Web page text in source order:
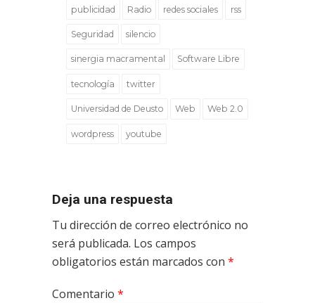
publicidad Radio redes sociales rss
Seguridad silencio
sinergia macramental Software Libre
tecnología twitter
Universidad de Deusto Web Web 2.0
wordpress youtube
Deja una respuesta
Tu dirección de correo electrónico no
será publicada. Los campos
obligatorios están marcados con *
Comentario *